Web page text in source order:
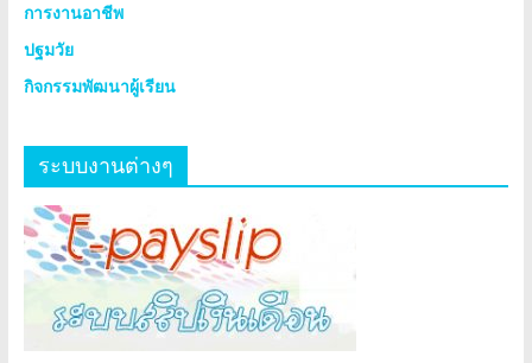
การงานอาชีพ
ปฐมวัย
กิจกรรมพัฒนาผู้เรียน
ระบบงานต่างๆ